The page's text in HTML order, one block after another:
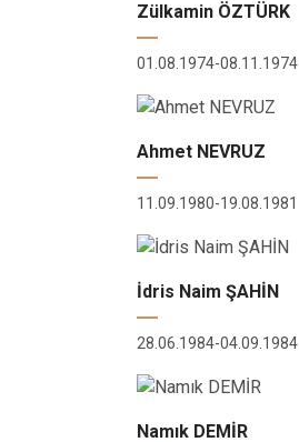
Zülkamin ÖZTÜRK
01.08.1974-08.11.1974
Ahmet NEVRUZ
11.09.1980-19.08.1981
İdris Naim ŞAHİN
28.06.1984-04.09.1984
Namık DEMİR